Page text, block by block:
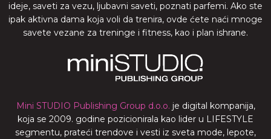
ideje, saveti za vezu, ljubavni saveti, poznati parfemi. Ako ste
ipak aktivna dama koja voli da trenira, ovde ćete naći mnoge
savete vezane za treninge i fitness, kao i plan ishrane.
Mini STUDIO Publishing Group d.o.o. je digital kompanija,
koja se 2009. godine pozicionirala kao lider u LIFESTYLE
segmentu, prateći trendove i vesti iz sveta mode, lepote,